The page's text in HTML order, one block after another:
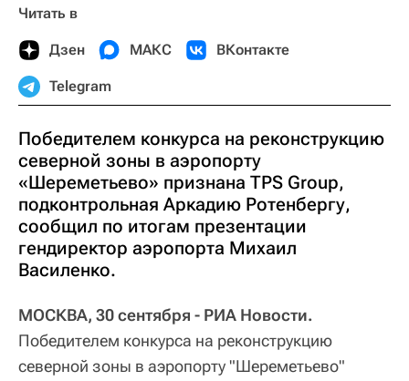
Читать в
Дзен МАКС ВКонтакте
Telegram
Победителем конкурса на реконструкцию
северной зоны в аэропорту
«Шереметьево» признана TPS Group,
подконтрольная Аркадию Ротенбергу,
сообщил по итогам презентации
гендиректор аэропорта Михаил
Василенко.
МОСКВА, 30 сентября - РИА Новости.
Победителем конкурса на реконструкцию
северной зоны в аэропорту "Шереметьево"